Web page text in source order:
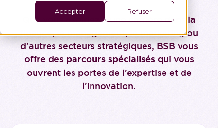
Accepter Refuser
Que vous aspiriez à une carrière dans la
finance, le management, le marketing ou
d'autres secteurs stratégiques, BSB vous
offre des parcours spécialisésqui vous
ouvrent les portes de l'expertise et de
l'innovation.